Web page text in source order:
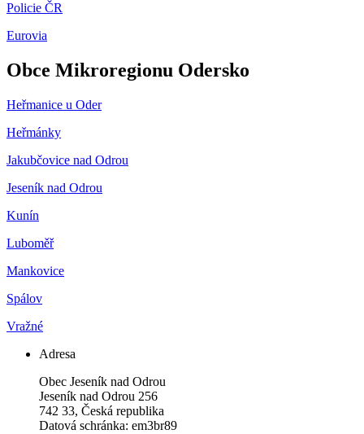
Policie ČR
Eurovia
Obce Mikroregionu Odersko
Heřmanice u Oder
Heřmánky
Jakubčovice nad Odrou
Jeseník nad Odrou
Kunín
Luboměř
Mankovice
Spálov
Vražné
Adresa
Obec Jeseník nad Odrou
Jeseník nad Odrou 256
742 33, Česká republika
Datová schránka: em3br89